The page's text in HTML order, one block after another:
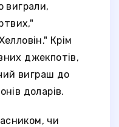
виграли,
Крім
джекпотів,
виграш до
доларів.
чи